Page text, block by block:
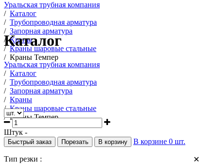
Уральская трубная компания
/ Каталог
/ Трубопроводная арматура
/ Запорная арматура
/ Краны
/ Краны шаровые стальные
/ Краны Темпер
Каталог
Уральская трубная компания
/ Каталог
/ Трубопроводная арматура
/ Запорная арматура
/ Краны
/ Краны шаровые стальные
/ Краны Темпер
Штук -
Быстрый заказ Порезать В корзину В корзине 0 шт.
✕
Тип резки :